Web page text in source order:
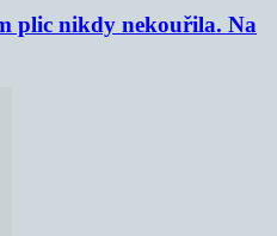
plic nikdy nekouřila. Na